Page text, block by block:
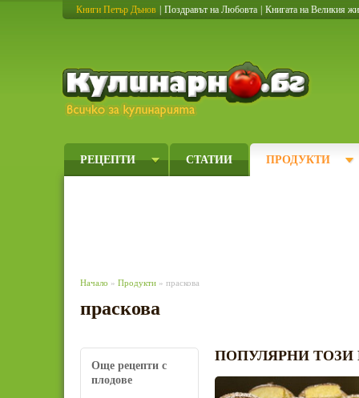
Книги Петър Дънов Поздравът на Любовта Книгата на Великия
РЕЦЕПТИ СТАТИИ ПРОДУКТИ
Начало » Продукти » праскова
праскова
Още рецепти с
плодове
ПОПУЛЯРНИ ТОЗИ